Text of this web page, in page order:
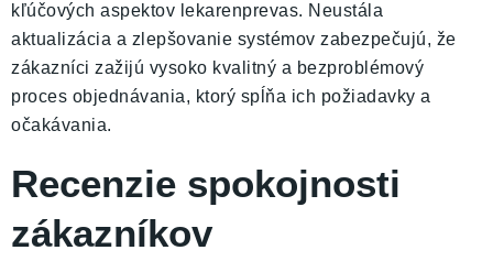
kľúčových aspektov lekarenprevas. Neustála
aktualizácia a zlepšovanie systémov zabezpečujú, že
zákazníci zažijú vysoko kvalitný a bezproblémový
proces objednávania, ktorý spĺňa ich požiadavky a
očakávania.
Recenzie spokojnosti
zákazníkov